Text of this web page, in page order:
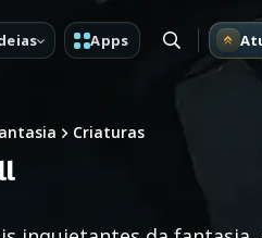
Apps
Criaturas